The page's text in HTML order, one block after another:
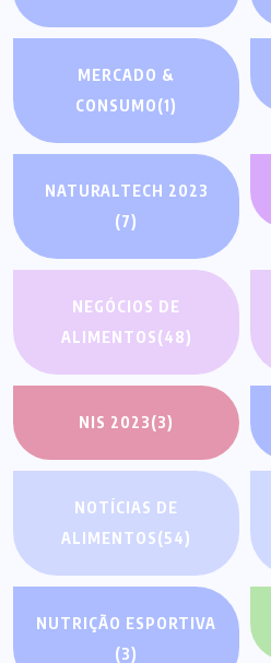
MERCADO &
CONSUMO(1)
NATURALTECH 2023
(7)
NEGÓCIOS DE
ALIMENTOS(48)
NIS 2023(3)
NOTÍCIAS DE
ALIMENTOS(54)
NUTRIÇÃO ESPORTIVA
(3)